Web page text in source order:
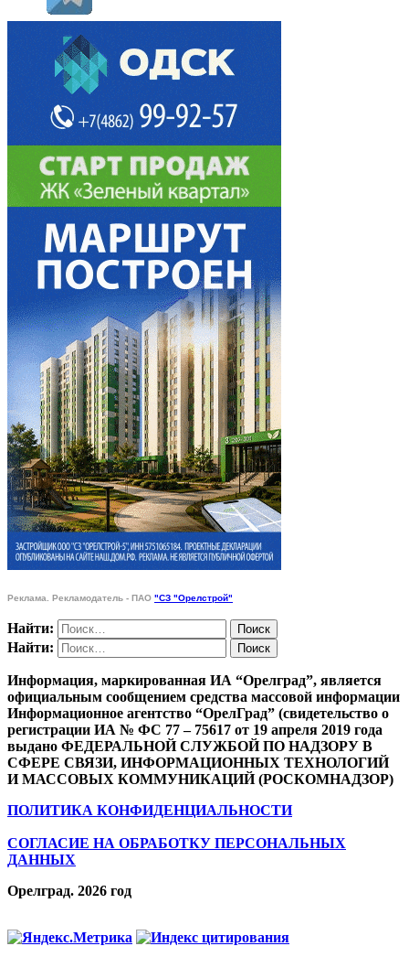
Реклама. Рекламодатель - ПАО "СЗ "Орелстрой"
Найти:
Найти:
Информация, маркированная ИА “Орелград”, является
официальным сообщением средства массовой информации
Информационное агентство “ОрелГрад” (свидетельство о
регистрации ИА № ФС 77 – 75617 от 19 апреля 2019 года
выдано ФЕДЕРАЛЬНОЙ СЛУЖБОЙ ПО НАДЗОРУ В
СФЕРЕ СВЯЗИ, ИНФОРМАЦИОННЫХ ТЕХНОЛОГИЙ
И МАССОВЫХ КОММУНИКАЦИЙ (РОСКОМНАДЗОР)
ПОЛИТИКА КОНФИДЕНЦИАЛЬНОСТИ
СОГЛАСИЕ НА ОБРАБОТКУ ПЕРСОНАЛЬНЫХ
ДАННЫХ
Орелград. 2026 год